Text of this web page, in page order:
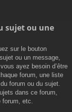
sujet ou une
sur le bouton
ou un message,
ayez besoin d’être
forum, une liste
forum ou du sujet.
dans ce forum,
etc.